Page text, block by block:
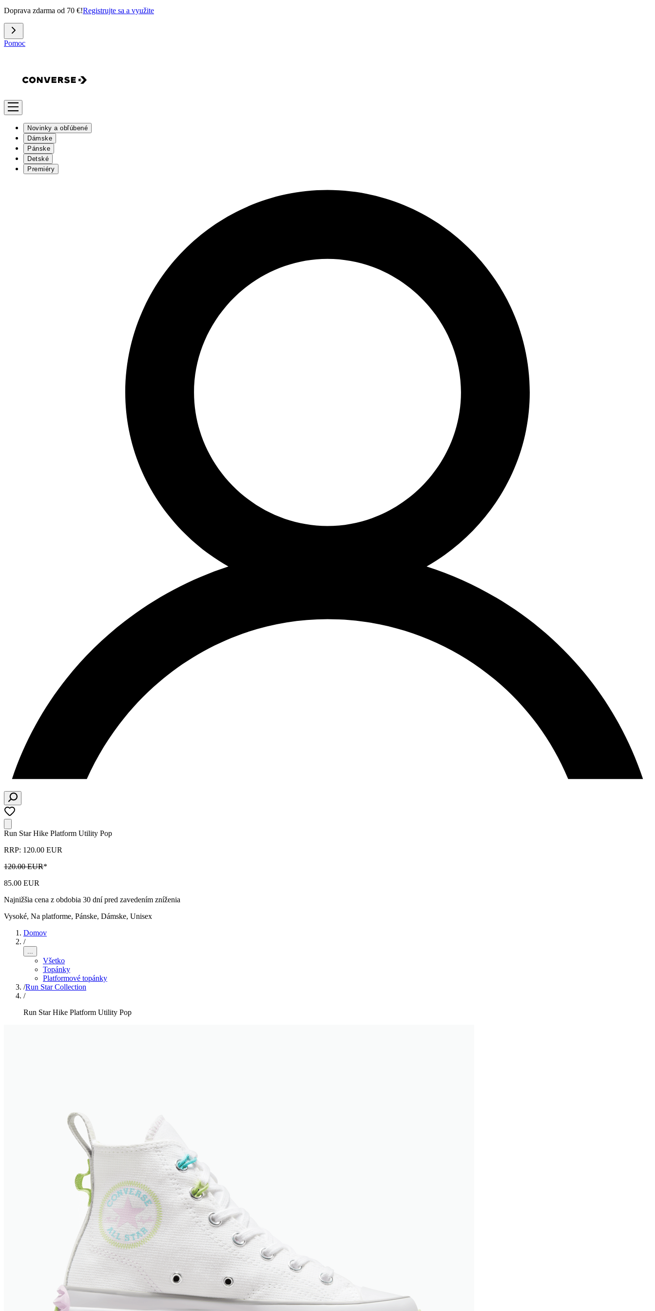
Doprava zdarma od 70 €!Registrujte sa a využite
Pomoc
Novinky a obľúbené
Dámske
Pánske
Detské
Premiéry
Run Star Hike Platform Utility Pop
RRP: 120.00 EUR
120.00 EUR*
85.00 EUR
Najnižšia cena z obdobia 30 dní pred zavedením zníženia
Vysoké, Na platforme, Pánske, Dámske, Unisex
Domov
/
...
Všetko
Topánky
Platformové topánky
/Run Star Collection
/
Run Star Hike Platform Utility Pop